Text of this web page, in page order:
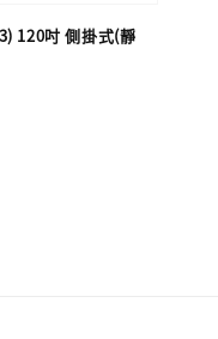
120吋 側掛式(靜